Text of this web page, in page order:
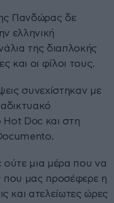
Πανδώρας δε
ελληνική
της διαπλοκής
και οι φίλοι τους.
συνεχίστηκαν με
Hot Doc και στη
ούτε μια μέρα που να
που μας προσέφερε η
και ατελείωτες ώρες